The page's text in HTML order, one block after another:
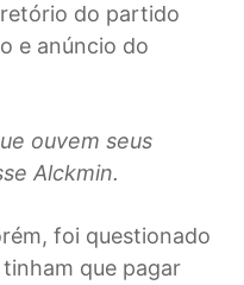
do partido
e anúncio do
ouvem seus
Alckmin.
foi questionado
que pagar